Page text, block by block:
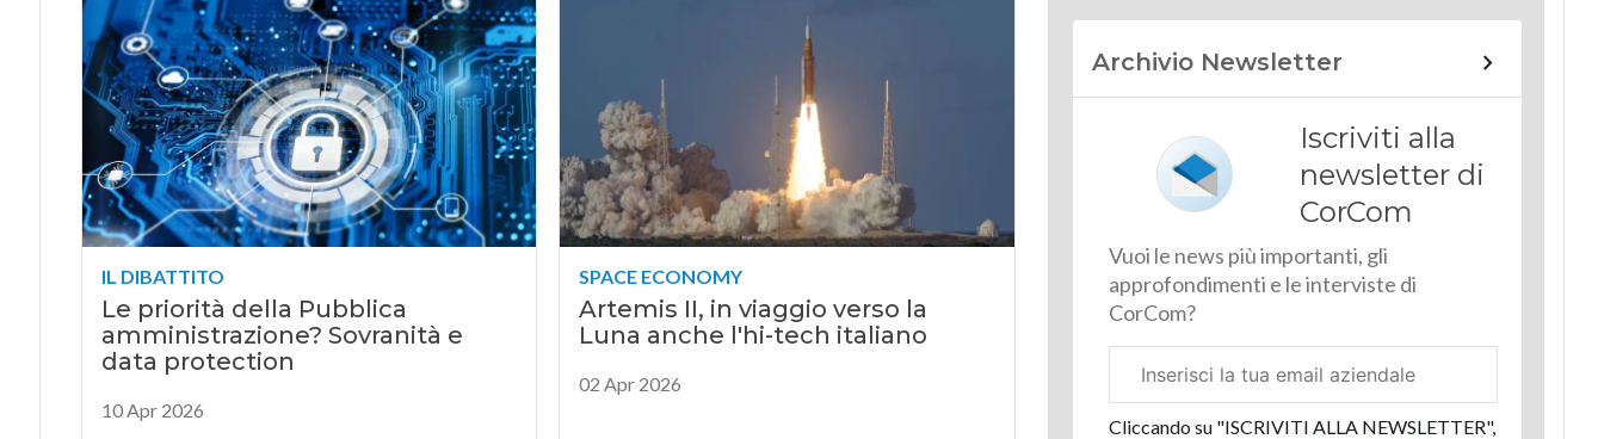
IL DIBATTITO
Le priorità della Pubblica
amministrazione? Sovranità e
data protection
10 Apr 2026
SPACE ECONOMY
Artemis II, in viaggio verso la
Luna anche l'hi-tech italiano
02 Apr 2026
Archivio Newsletter
Iscriviti alla
newsletter di
CorCom
Vuoi le news più importanti, gli
approfondimenti e le interviste di
CorCom?
aziendale
Cliccando su "ISCRIVITI ALLA NEWSLETTER",